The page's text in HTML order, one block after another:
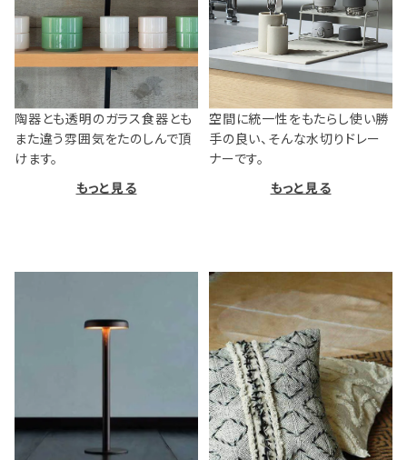
陶器とも透明のガラス食器とも
また違う雰囲気をたのしんで頂
けます。
もっと見る
空間に統一性をもたらし使い勝
手の良い、そんな水切りドレー
ナーです。
もっと見る